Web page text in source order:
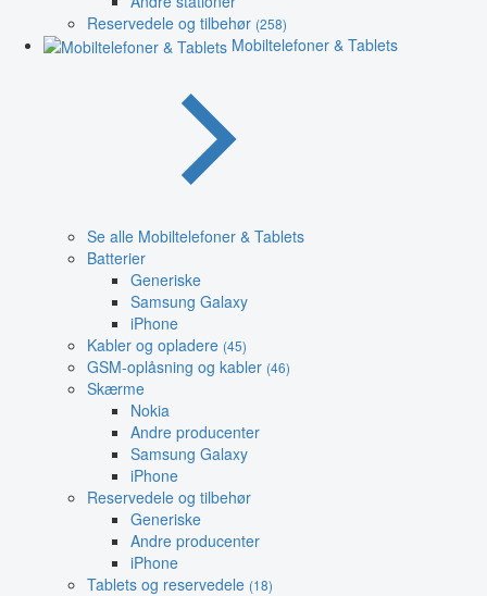
Reservedele og tilbehør (258)
Mobiltelefoner & Tablets
Se alle Mobiltelefoner & Tablets
Batterier
Generiske
Samsung Galaxy
iPhone
Kabler og opladere (45)
GSM-oplåsning og kabler (46)
Skærme
Nokia
Andre producenter
Samsung Galaxy
iPhone
Reservedele og tilbehør
Generiske
Andre producenter
iPhone
Tablets og reservedele (18)